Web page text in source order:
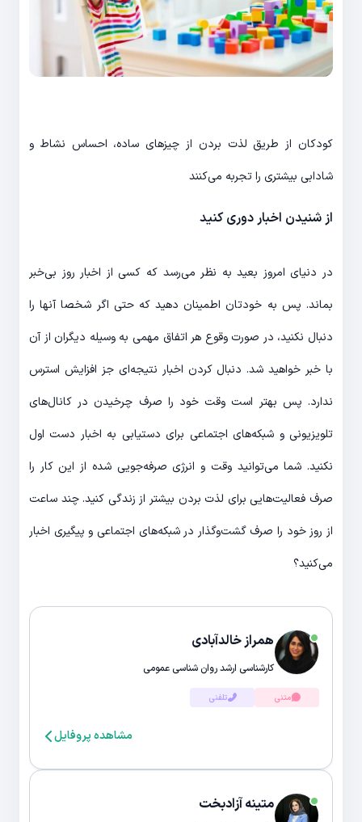
کودکان از طریق لذت بردن از چیزهای ساده، احساس نشاط و
شادابی بیشتری را تجربه می‎‌کنند
از شنیدن اخبار دوری کنید
در دنیای امروز بعید به نظر می‌‎رسد که کسی از اخبار روز بی‌خبر
بماند. پس به خودتان اطمینان دهید که حتی اگر شخصا آن‎ها را
دنبال نکنید، در صورت وقوع هر اتفاق مهمی به وسیله دیگران از آن
با خبر خواهید شد. دنبال کردن اخبار نتیجه‎‌ای جز افزایش استرس
ندارد. پس بهتر است وقت خود را صرف چرخیدن در کانال‎‌های
تلویزیونی و شبکه‎‌های اجتماعی برای دستیابی به اخبار دست اول
نکنید. شما می‌‎توانید وقت و انرژی صرفه‎‌جویی شده از این کار را
صرف فعالیت‌‎هایی برای لذت بردن بیشتر از زندگی کنید. چند ساعت
از روز خود را صرف گشت‌وگذار در شبکه‎‌های اجتماعی و پیگیری اخبار
می‎‌کنید؟
همراز خالدآبادی
کارشناسی ارشد روان شناسی عمومی
متنی تلفنی
مشاهده پروفایل
متینه آزادبخت